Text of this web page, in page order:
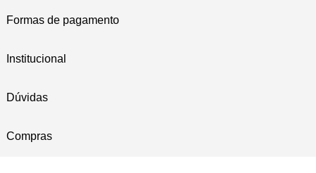
Formas de pagamento
Institucional
Dúvidas
Compras